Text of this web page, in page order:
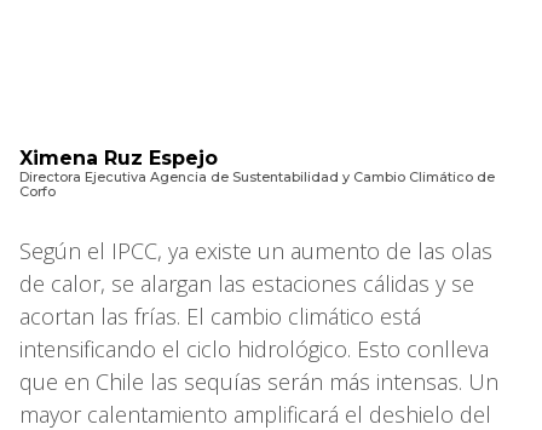
Ximena Ruz Espejo
Directora Ejecutiva Agencia de Sustentabilidad y Cambio Climático de
Corfo
Según el IPCC, ya existe un aumento de las olas
de calor, se alargan las estaciones cálidas y se
acortan las frías. El cambio climático está
intensificando el ciclo hidrológico. Esto conlleva
que en Chile las sequías serán más intensas. Un
mayor calentamiento amplificará el deshielo del